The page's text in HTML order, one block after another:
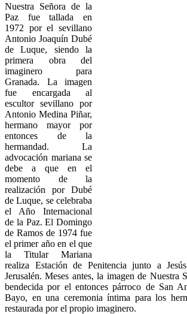
Nuestra Señora de la
Paz fue tallada en
1972 por el sevillano
Antonio Joaquín Dubé
de Luque, siendo la
primera obra del
imaginero para
Granada. La imagen
fue encargada al
escultor sevillano por
Antonio Medina Piñar,
hermano mayor por
entonces de la
hermandad. La
advocación mariana se
debe a que en el
momento de la
realización por Dubé
de Luque, se celebraba
el Año Internacional
de la Paz. El Domingo
de Ramos de 1974 fue
el primer año en el que
la Titular Mariana
realiza Estación de Penitencia junto a
Jerusalén. Meses antes, la imagen de Nuestra
bendecida por el entonces párroco de San
Bayo, en una ceremonia íntima para los
restaurada por el propio imaginero.